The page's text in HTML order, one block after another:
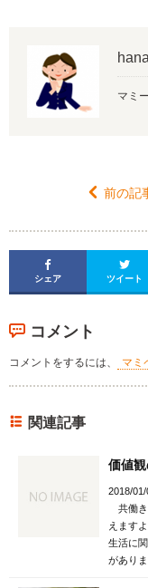
hana
マミ
 前の記

シェア

ツイート
コメント
コメントをするには、 マミ
関連記事
価値
2018/01/
共働き
えます
生活に
があり